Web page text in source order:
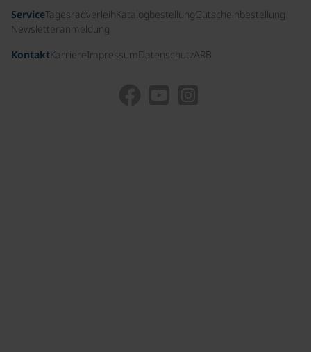
ServiceTagesradverleihKatalogbestellungGutscheinbestellung
Newsletteranmeldung
KontaktKarriereImpressum DatenschutzARB